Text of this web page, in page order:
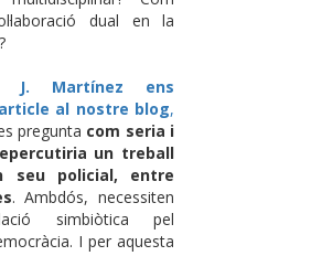
dual en la
J. Martínez ens
al nostre blog,
pregunta com seria i
un treball
seu policial, entre
. Ambdós, necessiten
simbiòtica pel
I per aquesta